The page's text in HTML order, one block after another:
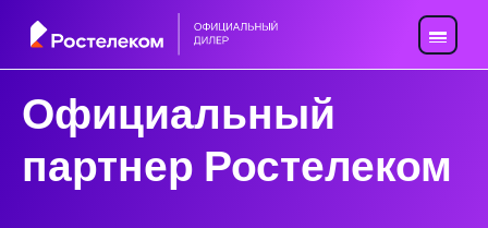
Официальный
партнер Ростелеком